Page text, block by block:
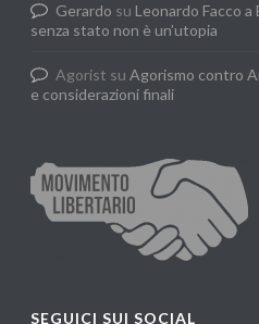
Gerardo su Leonardo Facco
senza stato non è un’utopia
Agorist suAgorismo contro
e considerazioni finali
SEGUICI SUI SOCIAL